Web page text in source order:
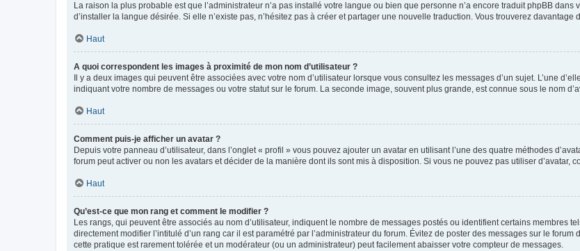
La raison la plus probable est que l’administrateur n’a pas installé votre langue ou bien que personne n’a encore traduit phpBB
d’installer la langue désirée. Si elle n’existe pas, n’hésitez pas à créer et partager une nouvelle traduction. Vous trouverez davantage
Haut
A quoi correspondent les images à proximité de mon nom d’utilisateur ?
Il y a deux images qui peuvent être associées avec votre nom d’utilisateur lorsque vous consultez les messages d’un sujet. L’une
indiquant votre nombre de messages ou votre statut sur le forum. La seconde image, souvent plus grande, est connue sous le nom
Haut
Comment puis-je afficher un avatar ?
Depuis votre panneau d’utilisateur, dans l’onglet « profil » vous pouvez ajouter un avatar en utilisant l’une des quatre méthodes
forum peut activer ou non les avatars et décider de la manière dont ils sont mis à disposition. Si vous ne pouvez pas utiliser d’avatar,
Haut
Qu’est-ce que mon rang et comment le modifier ?
Les rangs, qui peuvent être associés au nom d’utilisateur, indiquent le nombre de messages postés ou identifient certains membres
directement modifier l’intitulé d’un rang car il est paramétré par l’administrateur du forum. Évitez de poster des messages sur le
cette pratique est rarement tolérée et un modérateur (ou un administrateur) peut facilement abaisser votre compteur de messages.